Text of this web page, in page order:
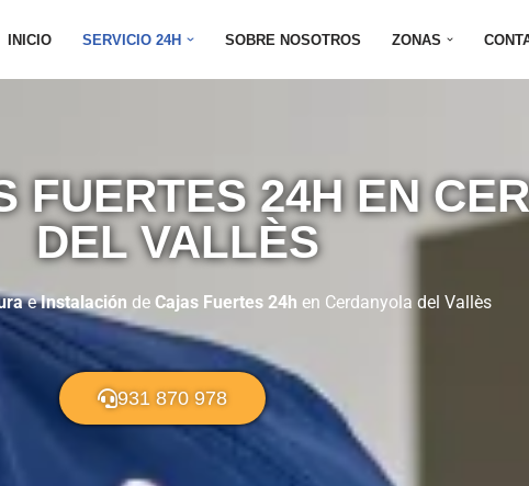
INICIO SERVICIO 24H SOBRE NOSOTROS ZONAS
FUERTES 24H EN
DEL VALLÈS
eInstalación de Cajas Fuertes 24h en Cerdanyola del Vallès
931 870 978